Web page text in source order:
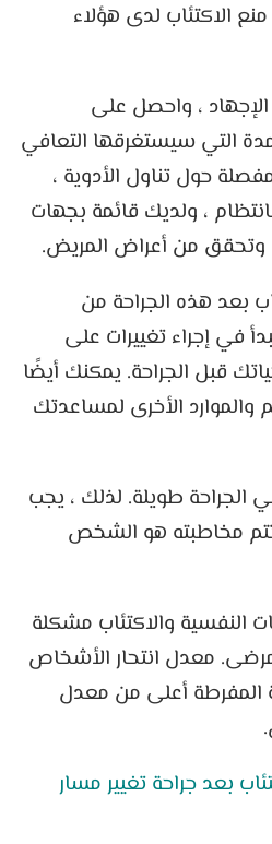
الاكتئاب لدى هؤلاء
الإجهاد ، واحصل على
التي سيستغرقها التعافي
حول تناول الأدوية ،
، ولديك قائمة بجهات
وتحقق من أعراض المريض.
بعد هذه الجراحة من
في إجراء تغييرات على
قبل الجراحة. يمكنك أيضًا
الأخرى لمساعدتك
الجراحة طويلة. لذلك ، يجب
مخاطبته هو الشخص
النفسية والاكتئاب مشكلة
معدل انتحار الأشخاص
المفرطة أعلى من معدل
بعد جراحة تغيير مسار